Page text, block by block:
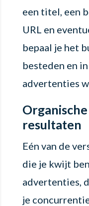
een titel, een
URL en
bepaal je het
besteden en
advertenties
resultaten
Eén van de
die je kwijt
advertenties,
je